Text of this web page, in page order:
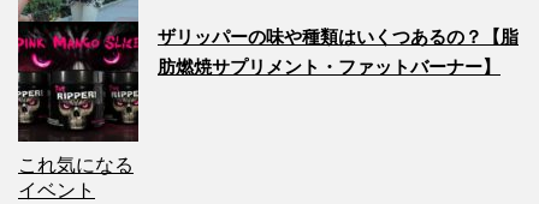
ザリッパーの味や種類はいくつあるの？【脂
肪燃焼サプリメント・ファットバーナー】
これ気になる
イベント